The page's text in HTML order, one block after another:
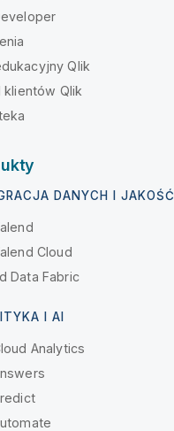
Qlik
klientów Qlik
DANYCH I JAKOŚĆ
Cloud
Data Fabric
I AI
Analytics